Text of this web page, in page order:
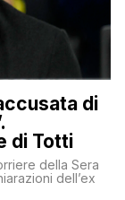
di
di Totti
della Sera
dell’ex